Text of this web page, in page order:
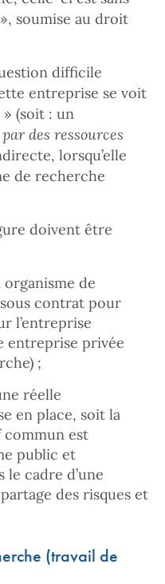
», soumise au droit
difficile
entreprise se voit
» (soit : un
des ressources
lorsqu’elle
de recherche
doivent être
organisme de
contrat pour
l’entreprise
entreprise privée
;
réelle
en place, soit la
est
public et
le cadre d’une
des risques et
(travail de